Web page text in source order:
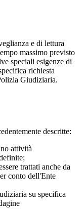
e di lettura
massimo previsto
speciali esigenze di
richiesta
Giudiziaria.
descritte:
attività
trattati anche da
conto dell'Ente
su specifica